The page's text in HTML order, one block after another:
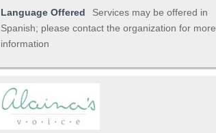
Language Offered
Services may be offered in
Spanish; please contact the organization for more
information